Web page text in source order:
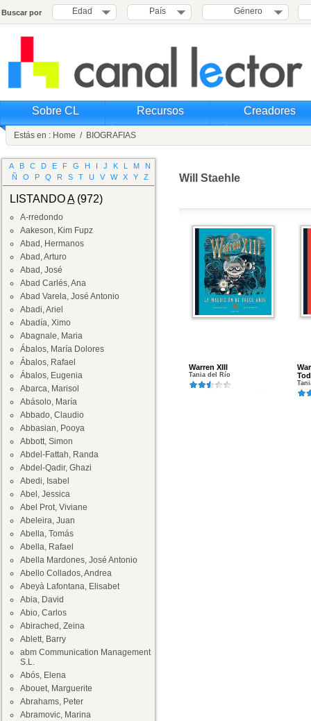
Buscar por Edad País Género
Sobre CL Recursos Creadores
Estás en : Home / BIOGRAFIAS
A B C D E F G H I J K L M
N
Ñ
O P Q R S T U V W X Y Z
LISTANDOA(972)
A-rredondo
Aakeson, Kim Fupz
Abad, Hermanos
Abad, Arturo
Abad, José
Abad Carlés, Ana
Abad Varela, José Antonio
Abadi, Ariel
Abadía, Ximo
Abagnale, Maria
Ábalos, María Dolores
Ábalos, Rafael
Ábalos, Eugenia
Abarca, Marisol
Abásolo, María
Abbado, Claudio
Abbasian, Pooya
Abbott, Simon
Abdel-Fattah, Randa
Abdel-Qadir, Ghazi
Abedi, Isabel
Abel, Jessica
Abel Prot, Viviane
Abeleira, Juan
Abella, Tomás
Abella, Rafael
Abella Mardones, José Antonio
Abello Collados, Andrea
Abeyà Lafontana, Elisabet
Abia, David
Abio, Carlos
Abirached, Zeina
Ablett, Barry
abm Communication Management
S.L.
Abós, Elena
Abouet, Marguerite
Abrahams, Peter
Abramovic, Marina
Will Staehle
Warren XIII
Tania del Río